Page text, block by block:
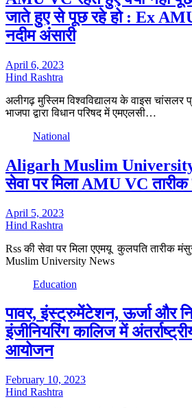
जाते हुए से पूछ रहे हो : Ex
नदीम अंसारी
April 6, 2023
Hind Rashtra
अलीगढ़ मुस्लिम विश्वविद्यालय के वाइस चांसलर
भाजपा द्वारा विधान परिषद में एमएलसी…
National
Aligarh Muslim University
सेवा पर मिला AMU VC तारीक
April 5, 2023
Hind Rashtra
Rss की सेवा पर मिला एएमयू कुलपति तारीक
Muslim University News
Education
पावर, इंस्ट्रुमेंटेशन, ऊर्जा और
इंजीनियरिंग कालिज में
आयोजन
February 10, 2023
Hind Rashtra